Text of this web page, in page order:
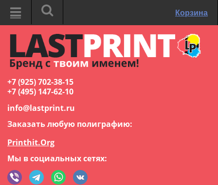
Корзина
+7 (925) 702-38-15
+7 (495) 147-62-10
info@lastprint.ru
Заказать любую полиграфию:
Printhit.Org
Мы в социальных сетях: